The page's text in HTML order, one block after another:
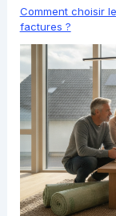
Comment choisir
factures ?